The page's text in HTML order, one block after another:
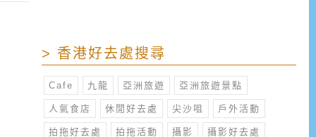
> 香港好去處搜尋
Cafe 九龍 亞洲旅遊 亞洲旅遊景點
人氣食店 休閒好去處 尖沙咀 戶外活動
拍拖好去處 拍拖活動 攝影 攝影好去處